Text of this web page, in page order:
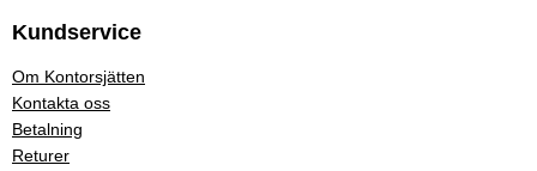
Kundservice
Om Kontorsjätten
Kontakta oss
Betalning
Returer